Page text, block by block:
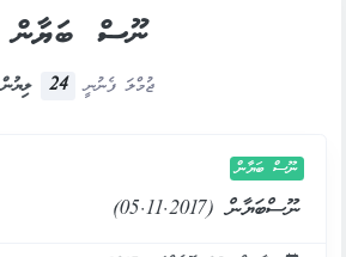
ނޫސް ބަޔާން
ޖުމްލަ ފެނުނީ 24 ލިޔުން
ނޫސް ބަޔާން
ނޫސްބަޔާން (05.11.2017)